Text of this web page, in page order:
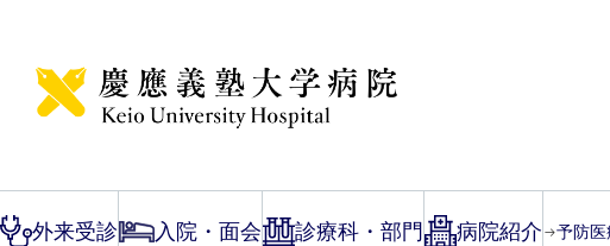
外来受診 入院・面会 診療科・部門 病院紹介 予防医
Disease Name Search